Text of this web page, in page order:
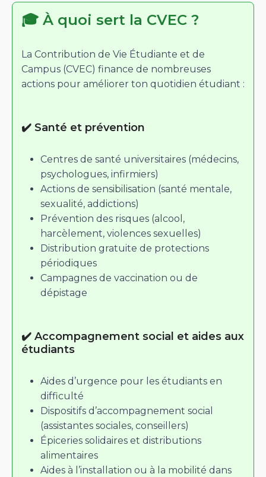
🎓 À quoi sert la CVEC ?
La Contribution de Vie Étudiante et de
Campus (CVEC) finance de nombreuses
actions pour améliorer ton quotidien étudiant :
✔️ Santé et prévention
Centres de santé universitaires (médecins,
psychologues, infirmiers)
Actions de sensibilisation (santé mentale,
sexualité, addictions)
Prévention des risques (alcool,
harcèlement, violences sexuelles)
Distribution gratuite de protections
périodiques
Campagnes de vaccination ou de
dépistage
✔️ Accompagnement social et aides aux
étudiants
Aides d’urgence pour les étudiants en
difficulté
Dispositifs d’accompagnement social
(assistantes sociales, conseillers)
Épiceries solidaires et distributions
alimentaires
Aides à l’installation ou à la mobilité dans